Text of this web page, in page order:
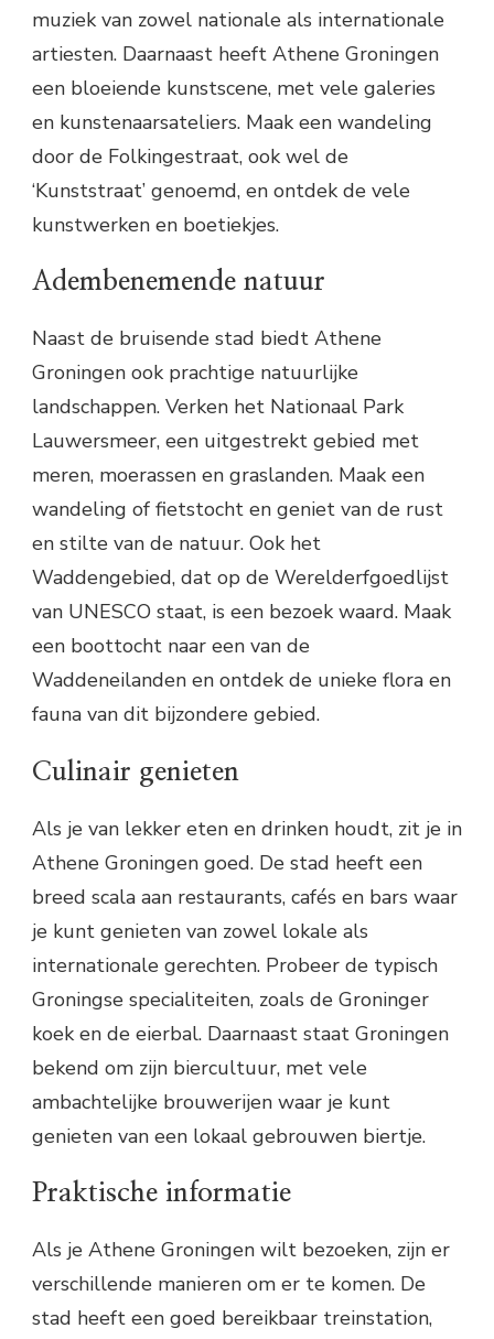
muziek van zowel nationale als internationale
artiesten. Daarnaast heeft Athene Groningen
een bloeiende kunstscene, met vele galeries
en kunstenaarsateliers. Maak een wandeling
door de Folkingestraat, ook wel de
‘Kunststraat’ genoemd, en ontdek de vele
kunstwerken en boetiekjes.
Adembenemende natuur
Naast de bruisende stad biedt Athene
Groningen ook prachtige natuurlijke
landschappen. Verken het Nationaal Park
Lauwersmeer, een uitgestrekt gebied met
meren, moerassen en graslanden. Maak een
wandeling of fietstocht en geniet van de rust
en stilte van de natuur. Ook het
Waddengebied, dat op de Werelderfgoedlijst
van UNESCO staat, is een bezoek waard. Maak
een boottocht naar een van de
Waddeneilanden en ontdek de unieke flora en
fauna van dit bijzondere gebied.
Culinair genieten
Als je van lekker eten en drinken houdt, zit je in
Athene Groningen goed. De stad heeft een
breed scala aan restaurants, cafés en bars waar
je kunt genieten van zowel lokale als
internationale gerechten. Probeer de typisch
Groningse specialiteiten, zoals de Groninger
koek en de eierbal. Daarnaast staat Groningen
bekend om zijn biercultuur, met vele
ambachtelijke brouwerijen waar je kunt
genieten van een lokaal gebrouwen biertje.
Praktische informatie
Als je Athene Groningen wilt bezoeken, zijn er
verschillende manieren om er te komen. De
stad heeft een goed bereikbaar treinstation,